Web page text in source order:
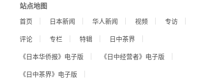
站点地图
首页 日本新闻 华人新闻 视频
专访
评论
专栏 特辑
日中茶界
《日本华侨报》电子版
《日中经营者》电子版
《日中茶界》电子版